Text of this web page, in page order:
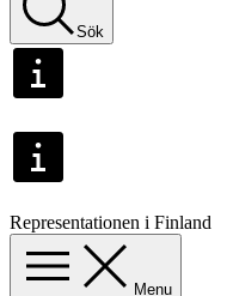
Sök
Representationen i Finland
Menu